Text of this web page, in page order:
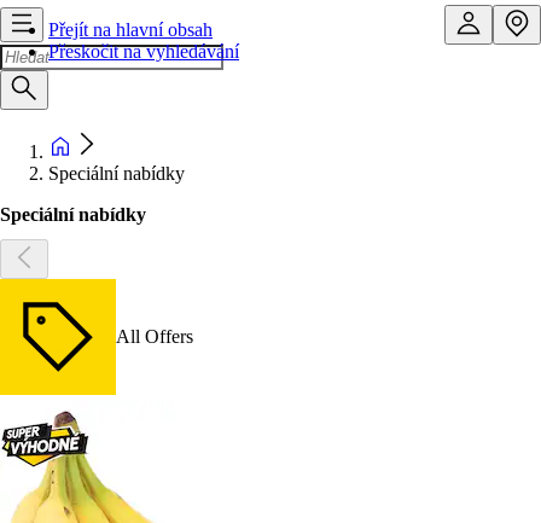
Přejít na hlavní obsah
Přeskočit na vyhledávání
Speciální nabídky
Speciální nabídky
All Offers